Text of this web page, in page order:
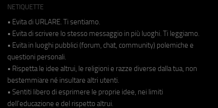
NETIQUETTE
• Evita di URLARE. Ti sentiamo.
• Evita di scrivere lo stesso messaggio in più luoghi. Ti leggiamo.
• Evita in luoghi pubblici (forum, chat, community) polemiche e
questioni personali.
• Rispetta le idee altrui, le religioni e razze diverse dalla tua, non
bestemmiare né insultare altri utenti.
• Sentiti libero di esprimere le proprie idee, nei limiti
dell'educazione e del rispetto altrui.